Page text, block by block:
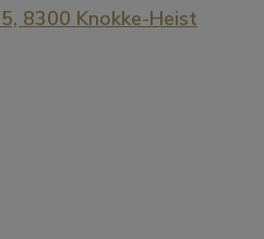
8300 Knokke-Heist